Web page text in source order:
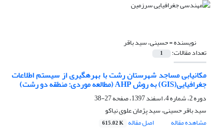
نویسنده =حسینی، سید باقر
تعداد مقالات: 1
مکان‏یابی مساجد شهرستان رشت با بهره‎گیری از سیستم اطلاعات
جغرافیایی(GIS) به روش AHP (مطالعه موردی: منطقه دو رشت)
دوره 2، شماره 4، اسفند 1397، صفحه
27-38
سید باقر حسینی، سید پژمان علوی نیاکو
مشاهده مقاله
اصل مقاله 615.02 K